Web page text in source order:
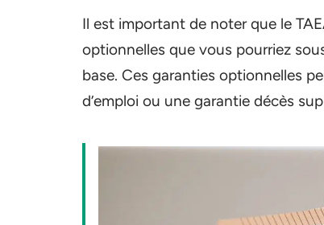
Il est important de noter que le
optionnelles que vous pourriez
base. Ces garanties optionnelles
d’emploi ou une garantie décès